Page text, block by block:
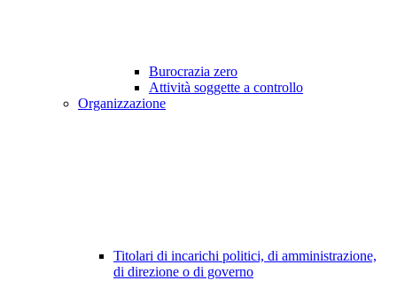
Burocrazia zero
Attività soggette a controllo
Organizzazione
Titolari di incarichi politici, di amministrazione,
di direzione o di governo